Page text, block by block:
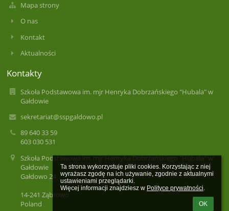
Ta strona wykorzystuje pliki cookies. Korzystając z niej
wyrażasz zgodę na ich używanie, zgodnie z aktualnymi
ustawieniami przeglądarki.
Więcej informacji znajdziesz w Polityce prywatności.
OK
Mapa strony
O nas
Kontakt
Aktualności
Kontakty
Szkoła Podstawowa im. mjr Henryka Dobrzańskiego "Hubala" w
Gałdowie
sekretariat@sspgaldowo.pl
89 640 33 59
603 030 531
Szkoła Podstawowa im. mjr Henryka Dobrzańskiego "Hubala" w
Gałdowie
Gałdowo 24
14-241 Ząbrowo
Poland